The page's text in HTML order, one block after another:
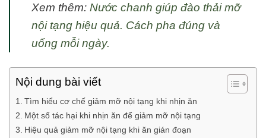
Xem thêm: Nước chanh giúp đào thải mỡ
nội tạng hiệu quả. Cách pha đúng và
uống mỗi ngày.
Nội dung bài viết
Tìm hiểu cơ chế giảm mỡ nội tạng khi nhịn ăn
Một số tác hại khi nhịn ăn để giảm mỡ nội tạng
Hiệu quả giảm mỡ nội tạng khi ăn gián đoạn